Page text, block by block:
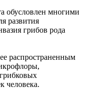
обусловлен многими
развития
грибов рода
распространенным
человека.